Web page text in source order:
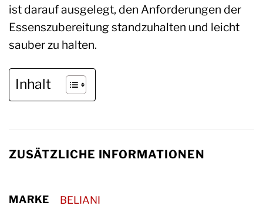
ist darauf ausgelegt, den Anforderungen der
Essenszubereitung standzuhalten und leicht
sauber zu halten.
Inhalt
ZUSÄTZLICHE INFORMATIONEN
MARKE BELIANI